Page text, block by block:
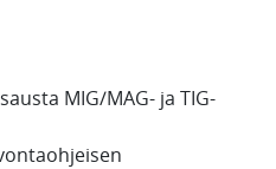
MIG/MAG- ja TIG-